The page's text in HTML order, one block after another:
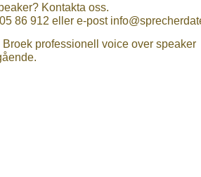
Kontakta oss.
86 912 eller e-post
professionell voice over speaker